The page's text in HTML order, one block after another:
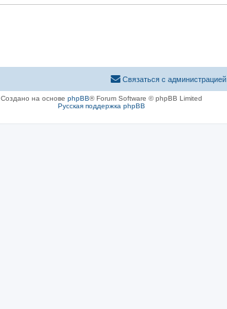
Связаться с администрацией
Создано на основе phpBB® Forum Software © phpBB Limited
Русская поддержка phpBB